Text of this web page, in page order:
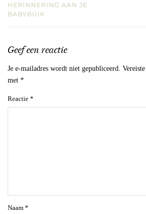
HERINNERING AAN JE
BABYBUIK
Geef een reactie
Je e-mailadres wordt niet gepubliceerd.
met *
Reactie *
Naam *